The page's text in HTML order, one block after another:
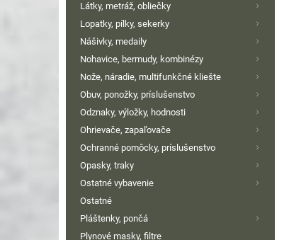
Látky, metráž, obliečky
Lopatky, pílky, sekerky
Nášivky, medaily
Nohavice, bermudy, kombinézy
Nože, náradie, multifunkčné kliešte
Obuv, ponožky, príslušenstvo
Odznaky, výložky, hodnosti
Ohrievače, zapaľovače
Ochranné pomôcky, príslušenstvo
Opasky, traky
Ostatné vybavenie
Ostatné
Pláštenky, pončá
Plynové masky, filtre